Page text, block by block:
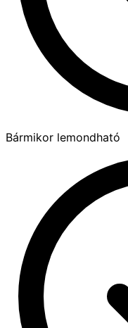
Bármikor lemondható